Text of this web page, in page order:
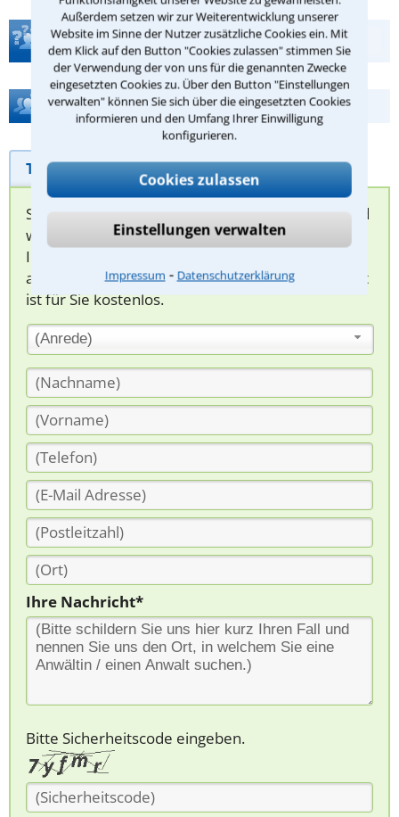
Außerdem setzen wir zur Weiterentwicklung unserer
Website im Sinne der Nutzer zusätzliche Cookies ein. Mit
dem Klick auf den Button "Cookies zulassen" stimmen Sie
der Verwendung der von uns für die genannten Zwecke
eingesetzten Cookies zu. Über den Button "Einstellungen
verwalten" können Sie sich über die eingesetzten Cookies
informieren und den Umfang Ihrer Einwilligung
konfigurieren.
Cookies zulassen
Einstellungen verwalten
Impressum ⁃ Datenschutzerklärung
Teste Dein Rechtswissen
Hilfe bei Ihrer Anwaltsuche?
Telefonhilfe Beratungsanfrage
Sie können hier Ihren Fall schildern. Anschließend
werden sich spezialisierte Rechtsanwälte bei
Ihnen melden, um das weitere Vorgehen
abzuklären. Die Rückmeldung durch einen Anwalt
ist für Sie kostenlos.
(Anrede)
Ihre Nachricht*
Bitte Sicherheitscode eingeben.